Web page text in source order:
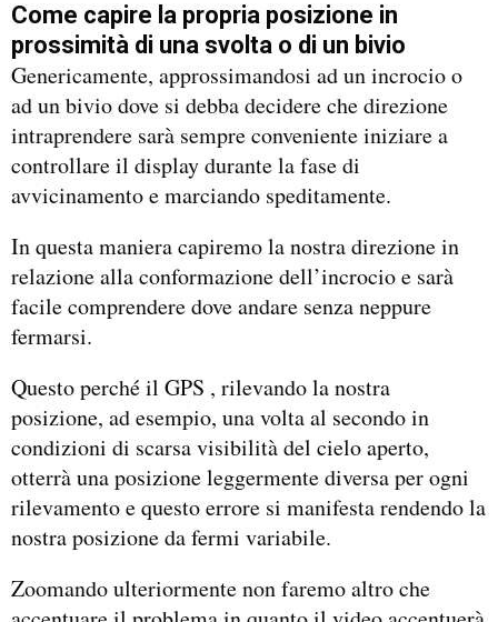
Come capire la propria posizione in
prossimità di una svolta o di un bivio
Genericamente, approssimandosi ad un incrocio o
ad un bivio dove si debba decidere che direzione
intraprendere sarà sempre conveniente iniziare a
controllare il display durante la fase di
avvicinamento e marciando speditamente.
In questa maniera capiremo la nostra direzione in
relazione alla conformazione dell’incrocio e sarà
facile comprendere dove andare senza neppure
fermarsi.
Questo perché il GPS , rilevando la nostra
posizione, ad esempio, una volta al secondo in
condizioni di scarsa visibilità del cielo aperto,
otterrà una posizione leggermente diversa per ogni
rilevamento e questo errore si manifesta rendendo la
nostra posizione da fermi variabile.
Zoomando ulteriormente non faremo altro che